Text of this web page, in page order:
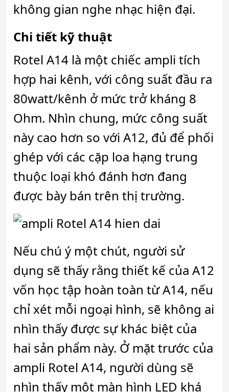
không gian nghe nhạc hiện đại.
Chi tiết kỹ thuật
Rotel A14 là một chiếc ampli tích
hợp hai kênh, với công suất đầu ra
80watt/kênh ở mức trở kháng 8
Ohm. Nhìn chung, mức công suất
này cao hơn so với A12, đủ để phối
ghép với các cặp loa hạng trung
thuộc loại khó đánh hơn đang
được bày bán trên thị trường.
Nếu chú ý một chút, người sử
dụng sẽ thấy rằng thiết kế của A12
vốn học tập hoàn toàn từ A14, nếu
chỉ xét mỗi ngoại hình, sẽ không ai
nhìn thấy được sự khác biệt của
hai sản phẩm này. Ở mặt trước của
ampli Rotel A14, người dùng sẽ
nhìn thấy một màn hình LED khá